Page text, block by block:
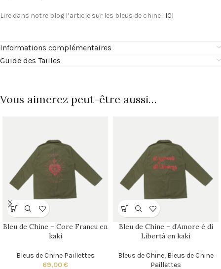
Lire dans notre blog l’article sur les bleus de chine : ICI
Informations complémentaires
Guide des Tailles
Vous aimerez peut-être aussi…
Bleu de Chine – Core Francu en
kaki
Bleus de Chine Paillettes
69,00€
Bleu de Chine – d’Amore è di
Libertà en kaki
Bleus de Chine, Bleus de Chine
Paillettes